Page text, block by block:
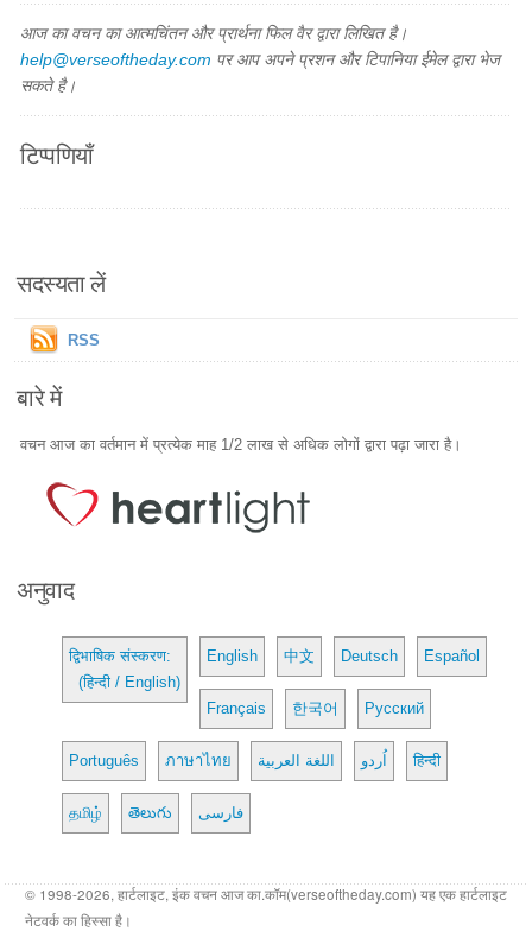
आज का वचन का आत्मचिंतन और प्रार्थना फिल वैर द्वारा लिखित है।
help@verseoftheday.com पर आप अपने प्रशन और टिपानिया ईमेल द्वारा भेज
सकते है।
टिप्पणियाँ
सदस्यता लें
RSS
बारे में
वचन आज का वर्तमान में प्रत्येक माह 1/2 लाख से अधिक लोगों द्वारा पढ़ा जारा है।
अनुवाद
द्विभाषिक संस्करण:
(हिन्दी / English)
English 中文 Deutsch Español
Français 한국어 Русский
Português ภาษาไทย اللغة العربية اُردو हिन्दी
தமிழ் తెలుగు فارسی
© 1998-2026, हार्टलाइट, इंक वचन आज का.कॉम(verseoftheday.com) यह एक हार्टलाइट
नेटवर्क का हिस्सा है।